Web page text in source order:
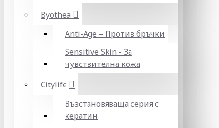
Byothea
Anti-Age – Против бръчки
Sensitive Skin - За
чувствителна кожа
Citylife
Възстановяваща серия с
кератин